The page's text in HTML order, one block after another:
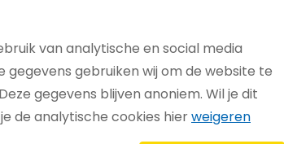
maken, installeer dan de App
dan toe aan het spelersprofiel
van analytische en social media
gegevens gebruiken wij om de website te
gegevens blijven anoniem. Wil je dit
de analytische cookies hierweigeren